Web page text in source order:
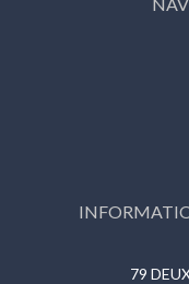
79